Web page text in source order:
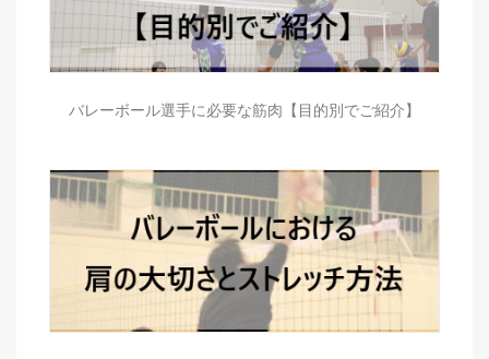
バレーボール選手に必要な筋肉【目的別でご紹介】